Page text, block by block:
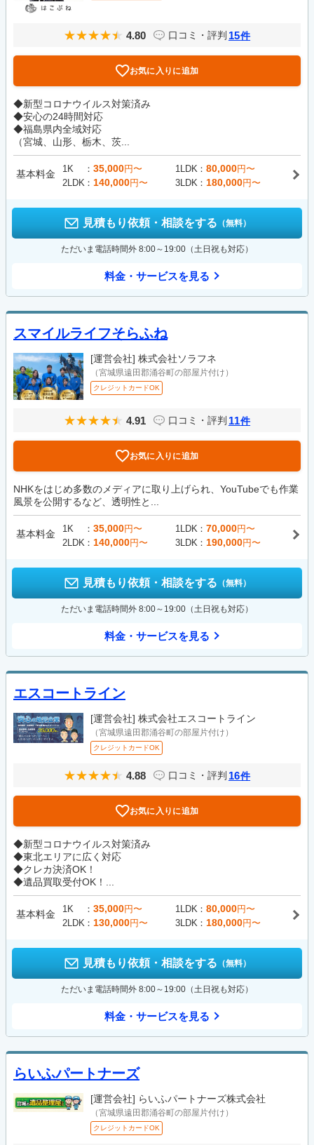
4.80 口コミ・評判 15件
お気に入りに追加
◆新型コロナウイルス対策済み
◆安心の24時間対応
◆福島県内全域対応
（宮城、山形、栃木、茨...
基本料金 1K 35,000円〜 1LDK 80,000円〜
2LDK
140,000円〜 3LDK 180,000円〜
見積もり依頼・相談をする （無料）
ただいま電話時間外 8:00～19:00（土日祝も対応）
料金・サービスを見る
スマイルライフそらふね
[運営会社] 株式会社ソラフネ
（宮城県遠田郡涌谷町の部屋片付け）
クレジットカードOK
4.91 口コミ・評判 11件
お気に入りに追加
NHKをはじめ多数のメディアに取り上げられ、YouTubeでも作業
風景を公開するなど、透明性と...
基本料金 1K 35,000円〜 1LDK 70,000円〜
2LDK
140,000円〜 3LDK 190,000円〜
見積もり依頼・相談をする （無料）
ただいま電話時間外 8:00～19:00（土日祝も対応）
料金・サービスを見る
エスコートライン
[運営会社] 株式会社エスコートライン
（宮城県遠田郡涌谷町の部屋片付け）
クレジットカードOK
4.88 口コミ・評判 16件
お気に入りに追加
◆新型コロナウイルス対策済み
◆東北エリアに広く対応
◆クレカ決済OK！
◆遺品買取受付OK！...
基本料金 1K 35,000円〜 1LDK 80,000円〜
2LDK
130,000円〜 3LDK 180,000円〜
見積もり依頼・相談をする （無料）
ただいま電話時間外 8:00～19:00（土日祝も対応）
料金・サービスを見る
らいふパートナーズ
[運営会社] らいふパートナーズ株式会社
（宮城県遠田郡涌谷町の部屋片付け）
クレジットカードOK